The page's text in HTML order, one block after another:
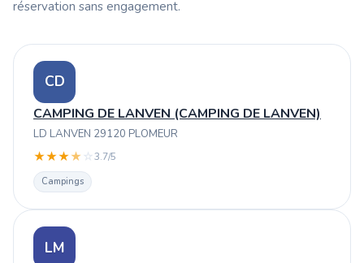
réservation sans engagement.
CD
CAMPING DE LANVEN (CAMPING DE LANVEN)
LD LANVEN 29120 PLOMEUR
★★★★ ☆3.7/5
Campings
LM